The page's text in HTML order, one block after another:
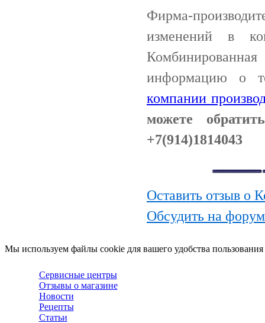
Фирма-
изменений в
информацию о
компании
можете
+7(914)1814043
Оставить отзыв о
Обсудить на
Мы используем файлы cookie для вашего удобства
Сервисные центры
Отзывы о магазине
Новости
Рецепты
Статьи